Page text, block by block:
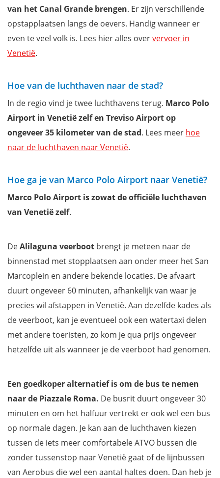
van het Canal Grande brengen. Er zijn verschillende
opstapplaatsen langs de oevers. Handig wanneer er
even te veel volk is. Lees hier alles oververvoer in
Venetië.
Hoe van de luchthaven naar de stad?
In de regio vind je twee luchthavens terug. Marco Polo
Airport in Venetië zelf en Treviso Airport op
ongeveer 35 kilometer van de stad. Lees meer hoe
naar de luchthaven naar Venetië.
Hoe ga je van Marco Polo Airport naar Venetië?
Marco Polo Airport is zowat de officiële luchthaven
van Venetië zelf.
DeAlilaguna veerboot brengt je meteen naar de
binnenstad met stopplaatsen aan onder meer het San
Marcoplein en andere bekende locaties. De afvaart
duurt ongeveer 60 minuten, afhankelijk van waar je
precies wil afstappen in Venetië. Aan dezelfde kades als
de veerboot, kan je eventueel ook een watertaxi delen
met andere toeristen, zo kom je qua prijs ongeveer
hetzelfde uit als wanneer je de veerboot had genomen.
Een goedkoper alternatief is om de bus te nemen
naar de Piazzale Roma. De busrit duurt ongeveer 30
minuten en om het halfuur vertrekt er ook wel een bus
op normale dagen. Je kan aan de luchthaven kiezen
tussen de iets meer comfortabele ATVO bussen die
zonder tussenstop naar Venetië gaat of de lijnbussen
van Aerobus die wel een aantal haltes doen. Dan heb je